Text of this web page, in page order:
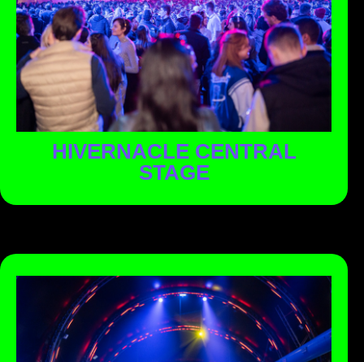
HIVERNACLE CENTRAL
STAGE
Un gran pabellón transparente de más de 5 metros de
altura ubicado en la Plaza Mayor del Poble Espanyol.
Como cada año, en el espacio más icónico del recinto
sonarán los hits TOP1 del momento.